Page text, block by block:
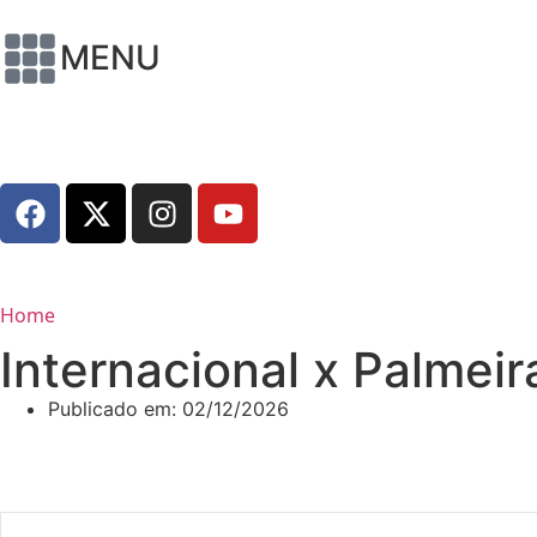
MENU
Home
Internacional x
Publicado em: 02/12/2026